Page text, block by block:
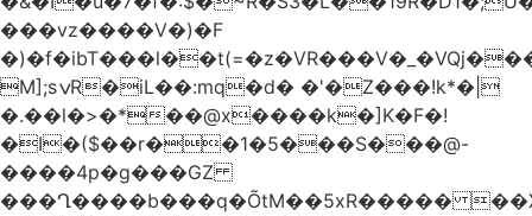
���vz����V�)�F
M];sݍR�iL��:mq�d� �'�Z���!k*�|
�.��l�>�*��@x����k�]K�F�!
�I�($��r��1�5���S���@-
����4p�g���GZ
���Ղ����b���q�ÕtM��5xR�����